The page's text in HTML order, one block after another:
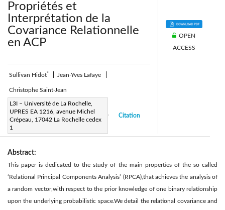
Propriétés et
Interprétation de la
Covariance Relationnelle
en ACP
Sullivan Hidot* Jean-Yves Lafaye
Christophe Saint-Jean
L3I – Université de La Rochelle,
UPRES EA 1216, avenue Michel
Crépeau, 17042 La Rochelle cedex
1
Page: 29-37 |
7 October 2005
Accepted:
Citation
OPEN
ACCESS
Abstract:
This paper is dedicated to the study of the main properties of the so called
‘Relational Principal Components Analysis’ (RPCA),that achieves the analysis of
a random vector,with respect to the prior knowledge of one binary relationship
upon the underlying probabilistic space.We detail the relational covariance and